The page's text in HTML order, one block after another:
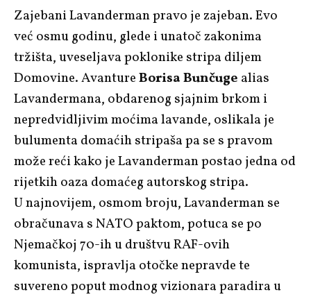
Zajebani Lavanderman pravo je zajeban. Evo
već osmu godinu, glede i unatoč zakonima
tržišta, uveseljava poklonike stripa diljem
Domovine. AvantureBorisa Bunčuge alias
Lavandermana, obdarenog sjajnim brkom i
nepredvidljivim moćima lavande, oslikala je
bulumenta domaćih stripaša pa se s pravom
može reći kako je Lavanderman postao jedna od
rijetkih oaza domaćeg autorskog stripa.
U najnovijem, osmom broju, Lavanderman se
obračunava s NATO paktom, potuca se po
Njemačkoj 70-ih u društvu RAF-ovih
komunista, ispravlja otočke nepravde te
suvereno poput modnog vizionara paradira u